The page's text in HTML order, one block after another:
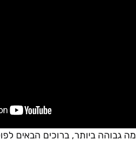
ביותר, ברוכים הבאים